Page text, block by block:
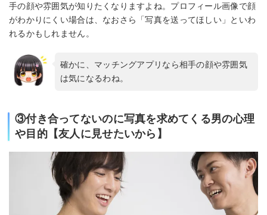
手の顔や雰囲気が知りたくなりますよね。プロフィール画像で顔
がわかりにくい場合は、なおさら「写真を送ってほしい」といわ
れるかもしれません。
確かに、マッチングアプリなら相手の顔や雰囲気
は気になるわね。
③付き合ってないのに写真を求めてくる男の心理
や目的【友人に見せたいから】